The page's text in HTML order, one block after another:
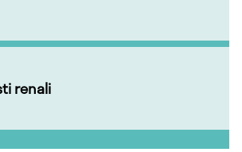
renali